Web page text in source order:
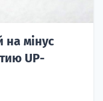
мінус
UP-